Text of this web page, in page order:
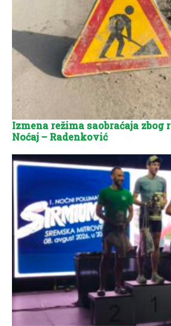
Izmena režima saobraćaja zbog
Noćaj – Radenković